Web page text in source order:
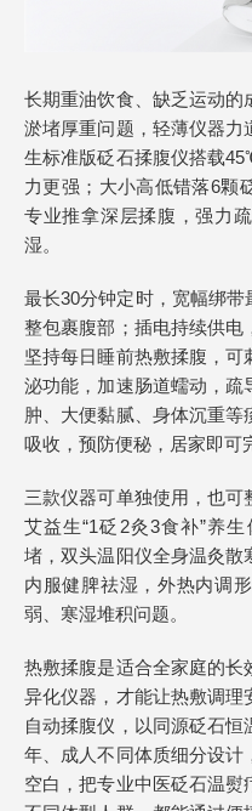
长期重油饮食、缺乏运动的
淤堵厚重问题，轻薄仪器力
生标准版砭石揉腹仪搭载
力更强；大小高低错落6颗
专业推拿深层揉腹，强力
湿。
最长30分钟定时，宽幅绑
整包裹腹部；插电持续供电
坚持每日睡前热敷揉腹，
泌功能，加速肠道蠕动，疏
肿、大便黏腻、身体沉重
吸收，预防便秘，居家即可
三款仪器可单独使用，也
艾益生“1砭2灸3食补”养
堵，双头温阳仪全身温灸
内服健脾祛湿，外热内调
弱、寒湿堆积问题。
热敷揉腹是适合全家庭的
异化仪器，才能让热敷调
自动揉腹仪，以同源砭石
年、成人不同体质细分设计
空白，把专业中医砭石温熨